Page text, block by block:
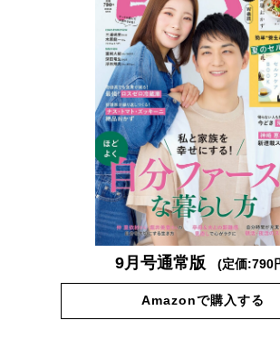
9月号通常版 (定価:790
Amazonで購入する